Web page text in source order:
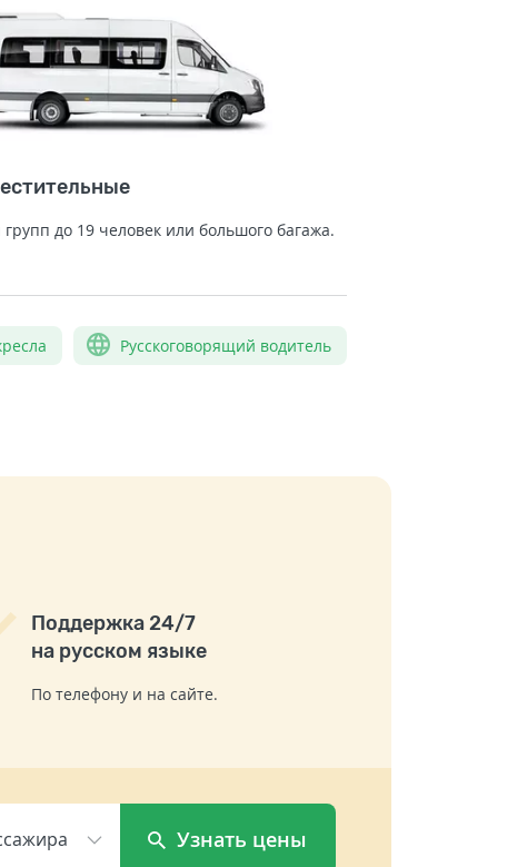
групп до 19 человек или большого багажа.
Русскоговорящий водитель
Поддержка 24/7
на русском языке
По телефону и на сайте.
Узнать цены